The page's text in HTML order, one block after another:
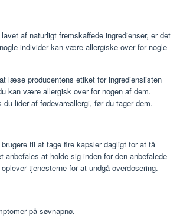
af naturligt fremskaffede ingredienser, er det
individer kan være allergiske over for nogle
læse producentens etiket for ingredienslisten
kan være allergisk over for nogen af ​​dem.
lider af fødevareallergi, før du tager dem.
til at tage fire kapsler dagligt for at få
anbefales at holde sig inden for den anbefalede
tjenesterne for at undgå overdosering.
på søvnapnø.